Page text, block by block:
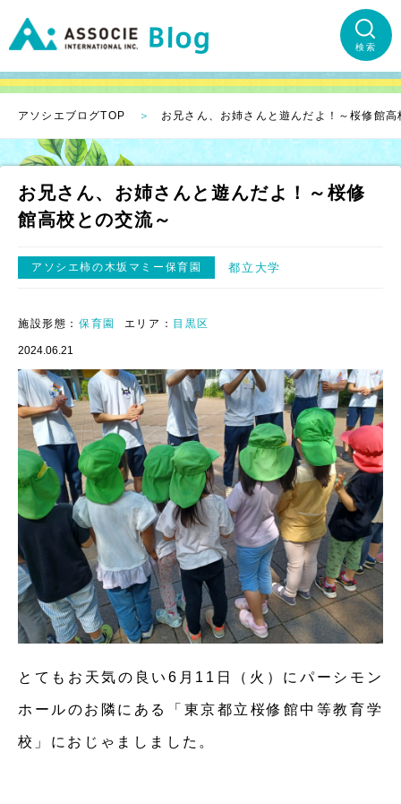
検索
アソシエブログTOP お兄さん、お姉さんと遊んだよ！～桜修館
お兄さん、お姉さんと遊んだよ！～桜修
館高校との交流～
アソシエ柿の木坂マミー保育園 都立大学
施設形態： 保育園 エリア： 目黒区
2024.06.21
とてもお天気の良い6月11日（火）にパーシモン
ホールのお隣にある「東京都立桜修館中等教育学
校」におじゃましました。